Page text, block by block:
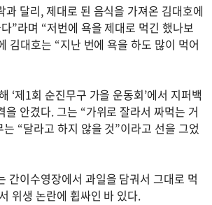
과 달리, 제대로 된 음식을 가져온 김대호에
”라며 “저번에 욕을 제대로 먹긴 했나보
김대호는 “지난 번에 욕을 하도 많이 먹어
‘제1회 순진무구 가을 운동회’에서 지퍼백
을 안겼다. 그는 “가위로 잘라서 짜먹는 거
“달라고 하지 않을 것”이라고 선을 그었
간이수영장에서 과일을 담궈서 그대로 먹
위생 논란에 휩싸인 바 있다.